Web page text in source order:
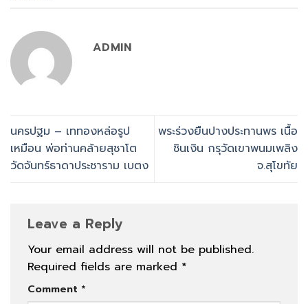
ADMIN
นครปฐม – เททองหล่อรูป
เหมือน พ่อท่านคล้ายสุชาโต
วัดจันทร์ธาดาประชาราม เบตง
พระร่วงยืนปางประทานพร เนื้อ
ชินเงิน กรุวัดเขาพนมเพลิง
จ.สุโขทัย
Leave a Reply
Your email address will not be published.
Required fields are marked *
Comment *